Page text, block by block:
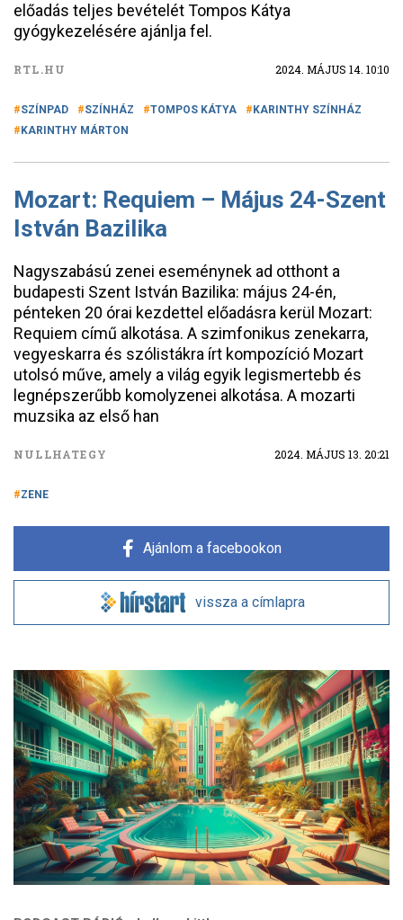
előadás teljes bevételét Tompos Kátya
gyógykezelésére ajánlja fel.
RTL.HU 2024. MÁJUS 14. 10:10
SZÍNPAD SZÍNHÁZ TOMPOS KÁTYA
KARINTHY SZÍNHÁZ
KARINTHY MÁRTON
Mozart: Requiem – Május 24-Szent
István Bazilika
Nagyszabású zenei eseménynek ad otthont a
budapesti Szent István Bazilika: május 24-én,
pénteken 20 órai kezdettel előadásra kerül Mozart:
Requiem című alkotása. A szimfonikus zenekarra,
vegyeskarra és szólistákra írt kompozíció Mozart
utolsó műve, amely a világ egyik legismertebb és
legnépszerűbb komolyzenei alkotása. A mozarti
muzsika az első han
NULLHATEGY 2024. MÁJUS 13. 20:21
ZENE
Ajánlom a facebookon
vissza a címlapra